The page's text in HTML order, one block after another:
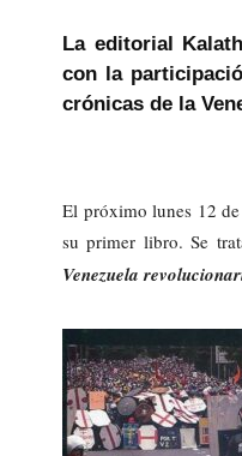
La editorial
con la
crónicas de la
El próximo lunes 12
su primer libro. Se
Venezuela